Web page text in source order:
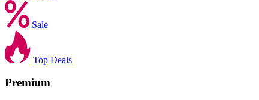
Sale
Top Deals
Premium